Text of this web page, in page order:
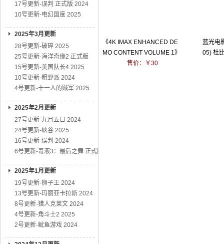
17号更新-误判 正式版 2024
10号更新-电幻国度 2025
2025年3月更新
28号更新-破碎 2025
25号更新-海洋奇缘2 正式版
15号更新-美国队长4 2025
10号更新-粗野派 2024
4号更新-十一人的贼军 2025
2025年2月更新
27号更新-九月五日 2024
24号更新-峡谷 2025
16号更新-误判 2024
6号更新-毒液3：最后之舞 正式版
2025年1月更新
19号更新-狮子王 2024
13号更新-玛丽亚卡拉斯 2024
8号更新-猎人克莱文 2024
4号更新-角斗士2 2025
2号更新-鱿鱼游戏 2024
《4K IMAX ENHANCED DE
MO CONTENT VOLUME 1》
全球首张测试碟 2019
售价：￥30
蓝光电
05) 杜